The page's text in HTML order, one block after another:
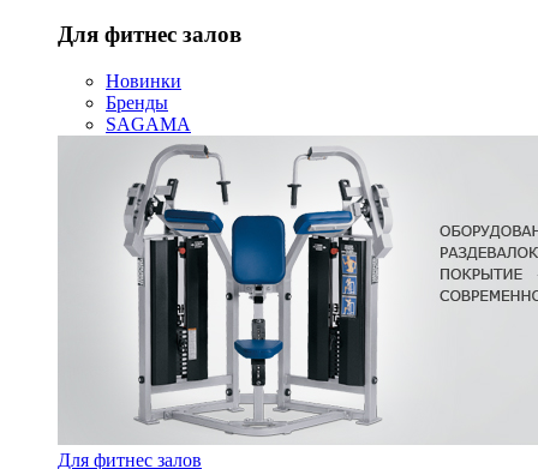
Для фитнес залов
Новинки
Бренды
SAGAMA
Для фитнес залов